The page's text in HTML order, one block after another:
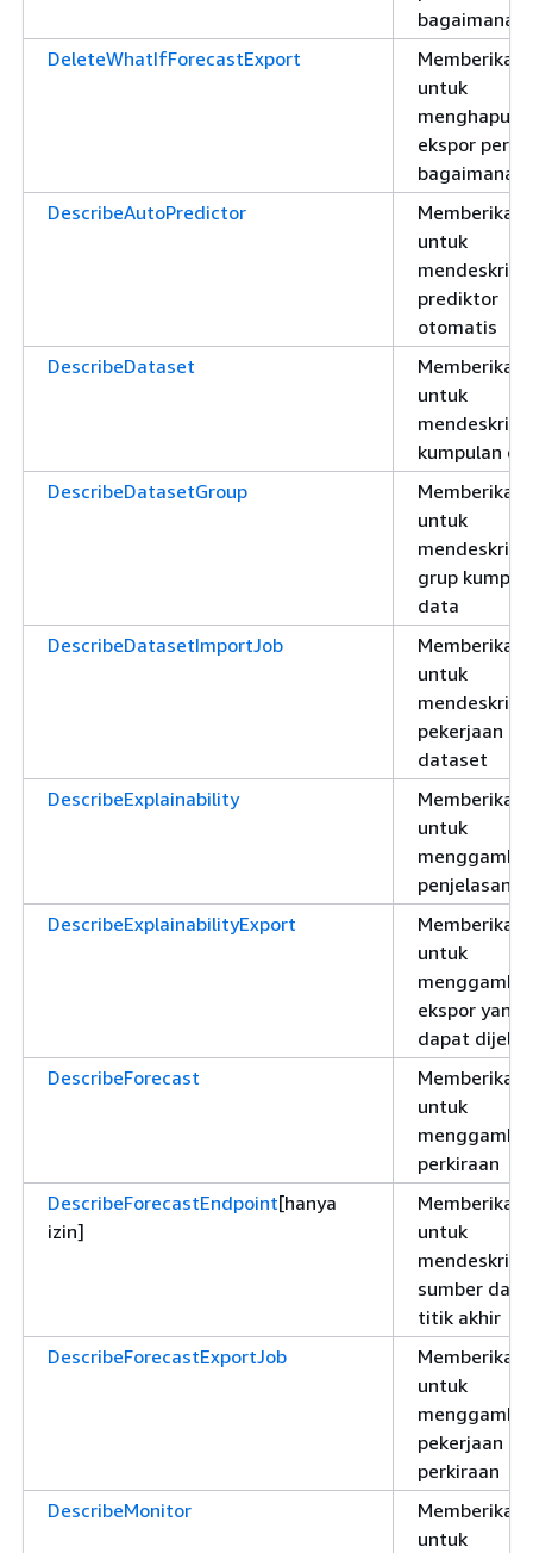
bagaimana-
DeleteWhatIfForecastExport
Memberikan
untuk
menghapus
ekspor
bagaimana-
DescribeAutoPredictor
Memberikan
untuk
prediktor
otomatis
DescribeDataset
Memberikan
untuk
kumpulan
DescribeDatasetGroup
Memberikan
untuk
grup
data
DescribeDatasetImportJob
Memberikan
untuk
pekerjaan
dataset
DescribeExplainability
Memberikan
untuk
penjelasan
DescribeExplainabilityExport
Memberikan
untuk
ekspor yang
dapat
DescribeForecast
Memberikan
untuk
perkiraan
DescribeForecastEndpoint[hanya
izin]
Memberikan
untuk
sumber daya
titik akhir
DescribeForecastExportJob
Memberikan
untuk
pekerjaan
perkiraan
DescribeMonitor
Memberikan
untuk